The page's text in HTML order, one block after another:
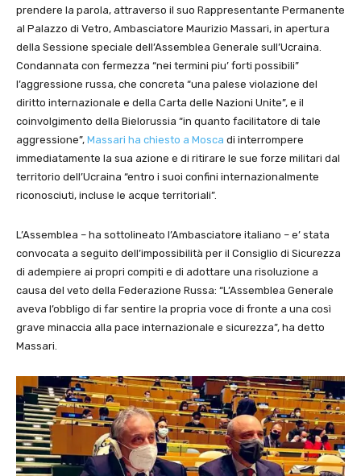
prendere la parola, attraverso il suo Rappresentante Permanente
al Palazzo di Vetro, Ambasciatore Maurizio Massari, in apertura
della Sessione speciale dell’Assemblea Generale sull’Ucraina.
Condannata con fermezza “nei termini piu’ forti possibili”
l’aggressione russa, che concreta “una palese violazione del
diritto internazionale e della Carta delle Nazioni Unite”, e il
coinvolgimento della Bielorussia “in quanto facilitatore di tale
aggressione”, Massari ha chiesto a Mosca di interrompere
immediatamente la sua azione e di ritirare le sue forze militari dal
territorio dell’Ucraina “entro i suoi confini internazionalmente
riconosciuti, incluse le acque territoriali”.
L’Assemblea – ha sottolineato l’Ambasciatore italiano – e’ stata
convocata a seguito dell’impossibilità per il Consiglio di Sicurezza
di adempiere ai propri compiti e di adottare una risoluzione a
causa del veto della Federazione Russa: “L’Assemblea Generale
aveva l’obbligo di far sentire la propria voce di fronte a una così
grave minaccia alla pace internazionale e sicurezza”, ha detto
Massari.